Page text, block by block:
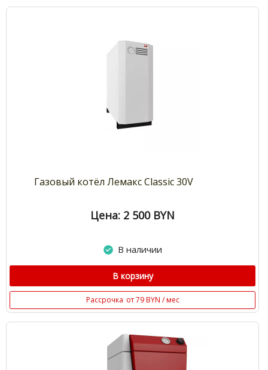
Газовый котёл Лемакс Classic 30V
Цена: 2 500 BYN
В наличии
В корзину
Рассрочка от 79 BYN / мес